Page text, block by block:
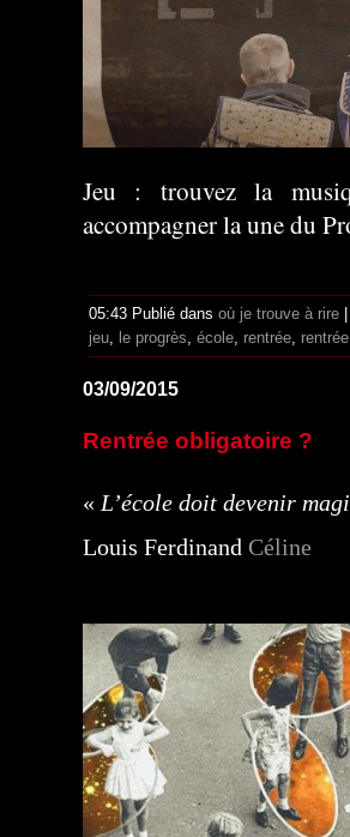
Jeu : trouvez la
accompagner la une du
05:43 Publié dans où je trouve à rire
jeu
le progrès école rentrée
03/09/2015
Rentrée obligatoire ?
« L’école doit devenir
Louis Ferdinand Céline